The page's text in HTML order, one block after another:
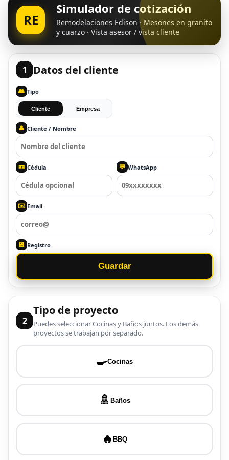
RE
Simulador de cotización
Remodelaciones Edison · Mesones en granito
y cuarzo · Vista asesor / vista cliente
1 Datos del cliente
👥 Tipo
Cliente Empresa
👤 Cliente / Nombre
🪪 Cédula 💬 WhatsApp
✉️ Email
💾 Registro
Guardar
2
Tipo de proyecto
Puedes seleccionar Cocinas y Baños juntos. Los demás
proyectos se trabajan por separado.
🍳Cocinas
🚿 Baños
🔥 BBQ